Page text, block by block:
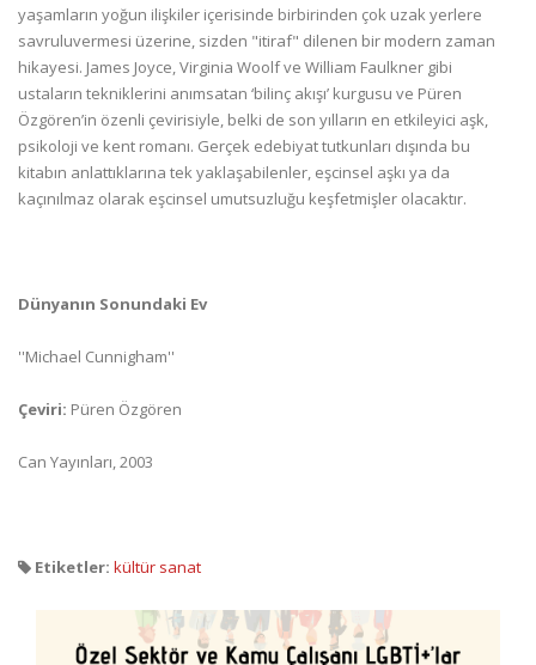
yaşamların yoğun ilişkiler içerisinde birbirinden çok uzak yerlere
savruluvermesi üzerine, sizden "itiraf" dilenen bir modern zaman
hikayesi. James Joyce, Virginia Woolf ve William Faulkner gibi
ustaların tekniklerini anımsatan ‘bilinç akışı’ kurgusu ve Püren
Özgören’in özenli çevirisiyle, belki de son yılların en etkileyici aşk,
psikoloji ve kent romanı. Gerçek edebiyat tutkunları dışında bu
kitabın anlattıklarına tek yaklaşabilenler, eşcinsel aşkı ya da
kaçınılmaz olarak eşcinsel umutsuzluğu keşfetmişler olacaktır.
Dünyanın Sonundaki Ev
''Michael Cunnigham''
Çeviri: Püren Özgören
Can Yayınları, 2003
Etiketler: kültür sanat